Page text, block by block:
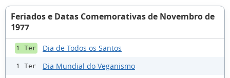
Feriados e Datas Comemorativas de Novembro de
1977
1 Ter Dia de Todos os Santos
1 Ter Dia Mundial do Veganismo